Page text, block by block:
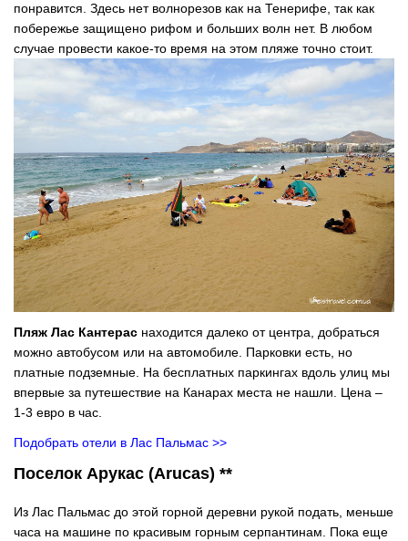
понравится. Здесь нет волнорезов как на Тенерифе, так как
побережье защищено рифом и больших волн нет. В любом
случае провести какое-то время на этом пляже точно стоит.
Пляж Лас Кантерас находится далеко от центра, добраться
можно автобусом или на автомобиле. Парковки есть, но
платные подземные. На бесплатных паркингах вдоль улиц мы
впервые за путешествие на Канарах места не нашли. Цена –
1-3 евро в час.
Подобрать отели в Лас Пальмас >>
Поселок Арукас (Arucas) **
Из Лас Пальмас до этой горной деревни рукой подать, меньше
часа на машине по красивым горным серпантинам. Пока еще